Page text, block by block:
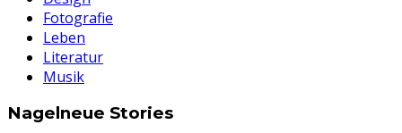
Fotografie
Leben
Literatur
Musik
Nagelneue Stories